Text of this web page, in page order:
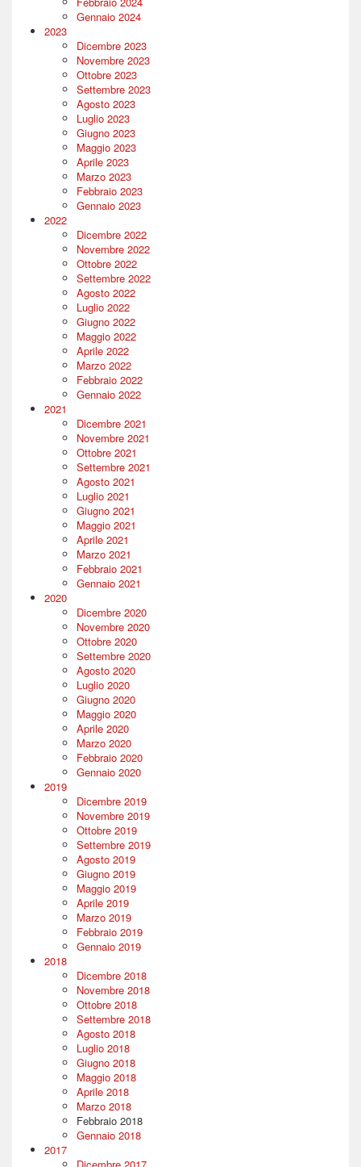
Gennaio 2024
2023
Dicembre 2023
Novembre 2023
Ottobre 2023
Settembre 2023
Agosto 2023
Luglio 2023
Giugno 2023
Maggio 2023
Aprile 2023
Marzo 2023
Febbraio 2023
Gennaio 2023
2022
Dicembre 2022
Novembre 2022
Ottobre 2022
Settembre 2022
Agosto 2022
Luglio 2022
Giugno 2022
Maggio 2022
Aprile 2022
Marzo 2022
Febbraio 2022
Gennaio 2022
2021
Dicembre 2021
Novembre 2021
Ottobre 2021
Settembre 2021
Agosto 2021
Luglio 2021
Giugno 2021
Maggio 2021
Aprile 2021
Marzo 2021
Febbraio 2021
Gennaio 2021
2020
Dicembre 2020
Novembre 2020
Ottobre 2020
Settembre 2020
Agosto 2020
Luglio 2020
Giugno 2020
Maggio 2020
Aprile 2020
Marzo 2020
Febbraio 2020
Gennaio 2020
2019
Dicembre 2019
Novembre 2019
Ottobre 2019
Settembre 2019
Agosto 2019
Giugno 2019
Maggio 2019
Aprile 2019
Marzo 2019
Febbraio 2019
Gennaio 2019
2018
Dicembre 2018
Novembre 2018
Ottobre 2018
Settembre 2018
Agosto 2018
Luglio 2018
Giugno 2018
Maggio 2018
Aprile 2018
Marzo 2018
Febbraio 2018
Gennaio 2018
2017